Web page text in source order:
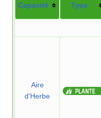
Capacité Type
Aire
d'Herbe